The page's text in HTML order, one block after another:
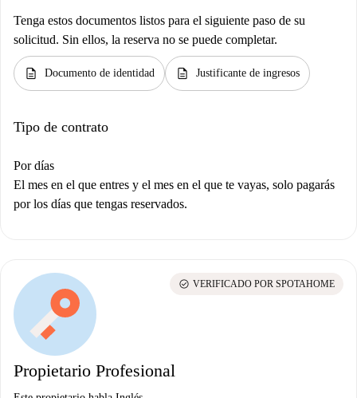
Tenga estos documentos listos para el siguiente paso de su
solicitud. Sin ellos, la reserva no se puede completar.
description Documento de identidad description Justificante de ingresos
Tipo de contrato
Por días
El mes en el que entres y el mes en el que te vayas, solo pagarás
por los días que tengas reservados.
Propietario Profesional
check_circle VERIFICADO POR SPOTAHOME